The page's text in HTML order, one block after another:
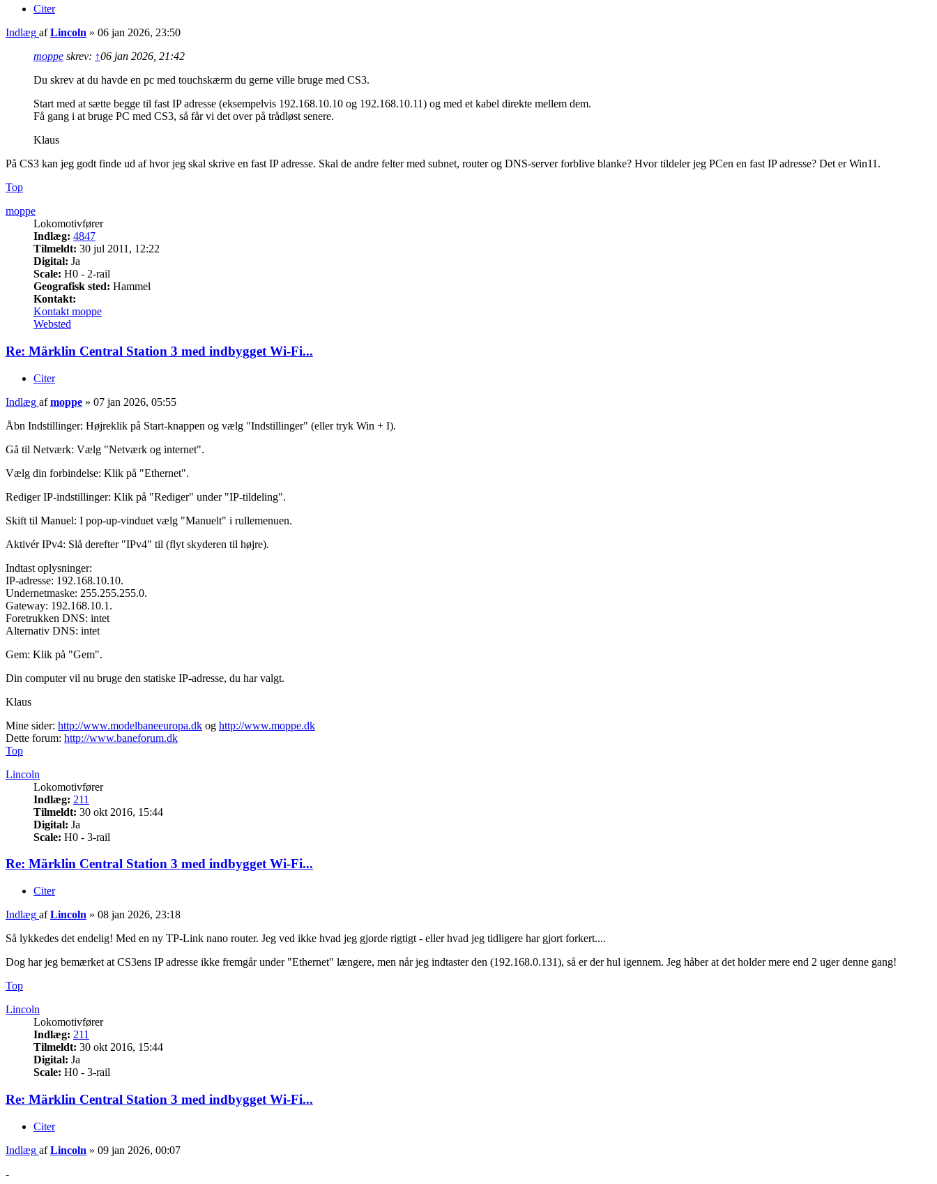
Citer
Indlæg afLincoln » 06 jan 2026, 23:50
moppe skrev: ↑06 jan 2026, 21:42
Du skrev at du havde en pc med touchskærm du gerne ville bruge med CS3.
Start med at sætte begge til fast IP adresse (eksempelvis 192.168.10.10 og 192.168.10.11) og med et kabel direkte mellem dem.
Få gang i at bruge PC med CS3, så får vi det over på trådløst senere.
Klaus
På CS3 kan jeg godt finde ud af hvor jeg skal skrive en fast IP adresse. Skal de andre felter med subnet, router og DNS-server forblive blanke? Hvor tildeler jeg PCen en fast IP adresse? Det er Win11.
Top
moppe
Lokomotivfører
Indlæg: 4847
Tilmeldt: 30 jul 2011, 12:22
Digital: Ja
Scale: H0 - 2-rail
Geografisk sted: Hammel
Kontakt:
Kontakt moppe
Websted
Re: Märklin Central Station 3 med indbygget Wi-Fi...
Citer
Indlæg afmoppe » 07 jan 2026, 05:55
Åbn Indstillinger: Højreklik på Start-knappen og vælg "Indstillinger" (eller tryk Win + I).
Gå til Netværk: Vælg "Netværk og internet".
Vælg din forbindelse: Klik på "Ethernet".
Rediger IP-indstillinger: Klik på "Rediger" under "IP-tildeling".
Skift til Manuel: I pop-up-vinduet vælg "Manuelt" i rullemenuen.
Aktivér IPv4: Slå derefter "IPv4" til (flyt skyderen til højre).
Indtast oplysninger:
IP-adresse: 192.168.10.10.
Undernetmaske: 255.255.255.0.
Gateway: 192.168.10.1.
Foretrukken DNS: intet
Alternativ DNS: intet
Gem: Klik på "Gem".
Din computer vil nu bruge den statiske IP-adresse, du har valgt.
Klaus
Mine sider: http://www.modelbaneeuropa.dk og http://www.moppe.dk
Dette forum: http://www.baneforum.dk
Top
Lincoln
Lokomotivfører
Indlæg: 211
Tilmeldt: 30 okt 2016, 15:44
Digital: Ja
Scale: H0 - 3-rail
Re: Märklin Central Station 3 med indbygget Wi-Fi...
Citer
Indlæg afLincoln » 08 jan 2026, 23:18
Så lykkedes det endelig! Med en ny TP-Link nano router. Jeg ved ikke hvad jeg gjorde rigtigt - eller hvad jeg tidligere har gjort forkert....
Dog har jeg bemærket at CS3ens IP adresse ikke fremgår under "Ethernet" længere, men når jeg indtaster den (192.168.0.131), så er der hul igennem. Jeg håber at det holder mere end 2 uger denne gang!
Top
Lincoln
Lokomotivfører
Indlæg: 211
Tilmeldt: 30 okt 2016, 15:44
Digital: Ja
Scale: H0 - 3-rail
Re: Märklin Central Station 3 med indbygget Wi-Fi...
Citer
Indlæg afLincoln » 09 jan 2026, 00:07
-